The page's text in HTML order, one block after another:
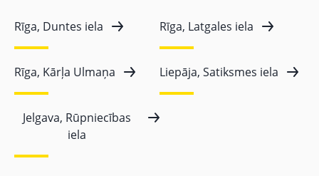
Rīga, Duntes iela Rīga, Latgales iela
Rīga, Kārļa Ulmaņa Liepāja, Satiksmes iela
Jelgava, Rūpniecības
iela